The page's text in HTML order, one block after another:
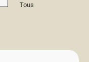
Tous